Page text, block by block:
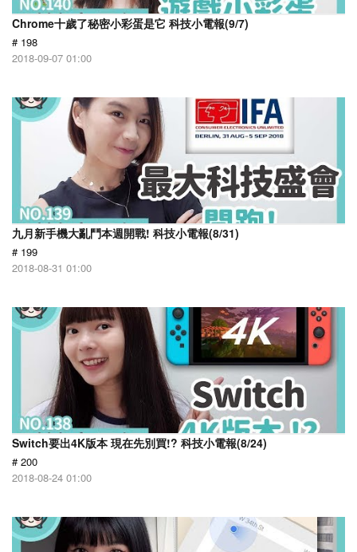
Chrome十歲了秘密小彩蛋是它 科技小電報(9/7)
# 198
2018-09-07 01:00
九月新手機大亂鬥本週開戰! 科技小電報(8/31)
# 199
2018-08-31 01:00
Switch要出4K版本 現在先別買!? 科技小電報(8/24)
# 200
2018-08-24 01:00